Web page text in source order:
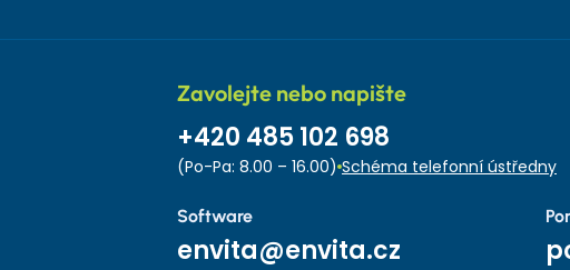
Zavolejte nebo napište
+420 485 102 698
(Po-Pa: 8.00 – 16.00) Schéma telefonní ústředny
Software
envita@envita.cz